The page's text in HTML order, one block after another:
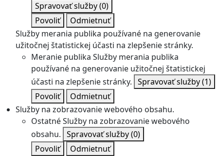
Spravovať služby(0)
Povoliť
Odmietnuť
Služby merania publika používané na generovanie
užitočnej štatistickej účasti na zlepšenie stránky.
Meranie publika Služby merania publika
používané na generovanie užitočnej štatistickej
účasti na zlepšenie stránky. Spravovať služby(1)
Povoliť
Odmietnuť
Služby na zobrazovanie webového obsahu.
OstatnéSlužby na zobrazovanie webového
obsahu. Spravovať služby(0)
Povoliť
Odmietnuť